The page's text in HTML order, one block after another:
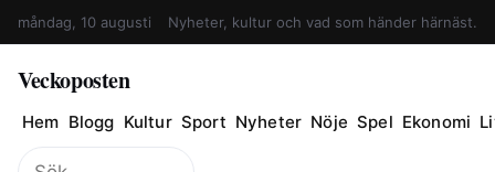
måndag, 10 augusti Nyheter, kultur och vad som händer härnäst.
Veckoposten
Hem Blogg Kultur Sport Nyheter Nöje Spel Ekonomi
Sök